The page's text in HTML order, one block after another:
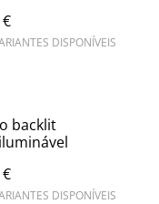
DISPONÍVEIS
backlit
DISPONÍVEIS